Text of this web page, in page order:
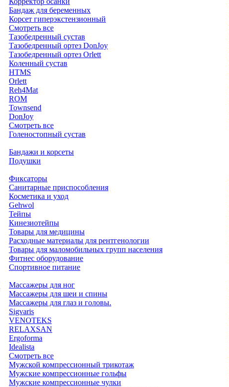
Бандаж для беременных
Корсет гиперэкстензионный
Смотреть все
Тазобедренный сустав
Тазобедренный ортез DonJoy
Тазобедренный ортез Orlett
Коленный сустав
HTMS
Orlett
Reh4Mat
ROM
Townsend
DonJoy
Смотреть все
Голеностопный сустав
Бандажи и корсеты
Подушки
Фиксаторы
Санитарные приспособления
Косметика и уход
Gehwol
Тейпы
Кинезиотейпы
Товары для медицины
Расходные материалы для рентгенологии
Товары для маломобильных групп населения
Фитнес оборудование
Спортивное питание
Массажеры для ног
Массажеры для шеи и спины
Массажеры для глаз и головы.
Sigvaris
VENOTEKS
RELAXSAN
Ergoforma
Idealista
Смотреть все
Мужской компрессионный трикотаж
Мужские компрессионные гольфы
Мужские компрессионные чулки